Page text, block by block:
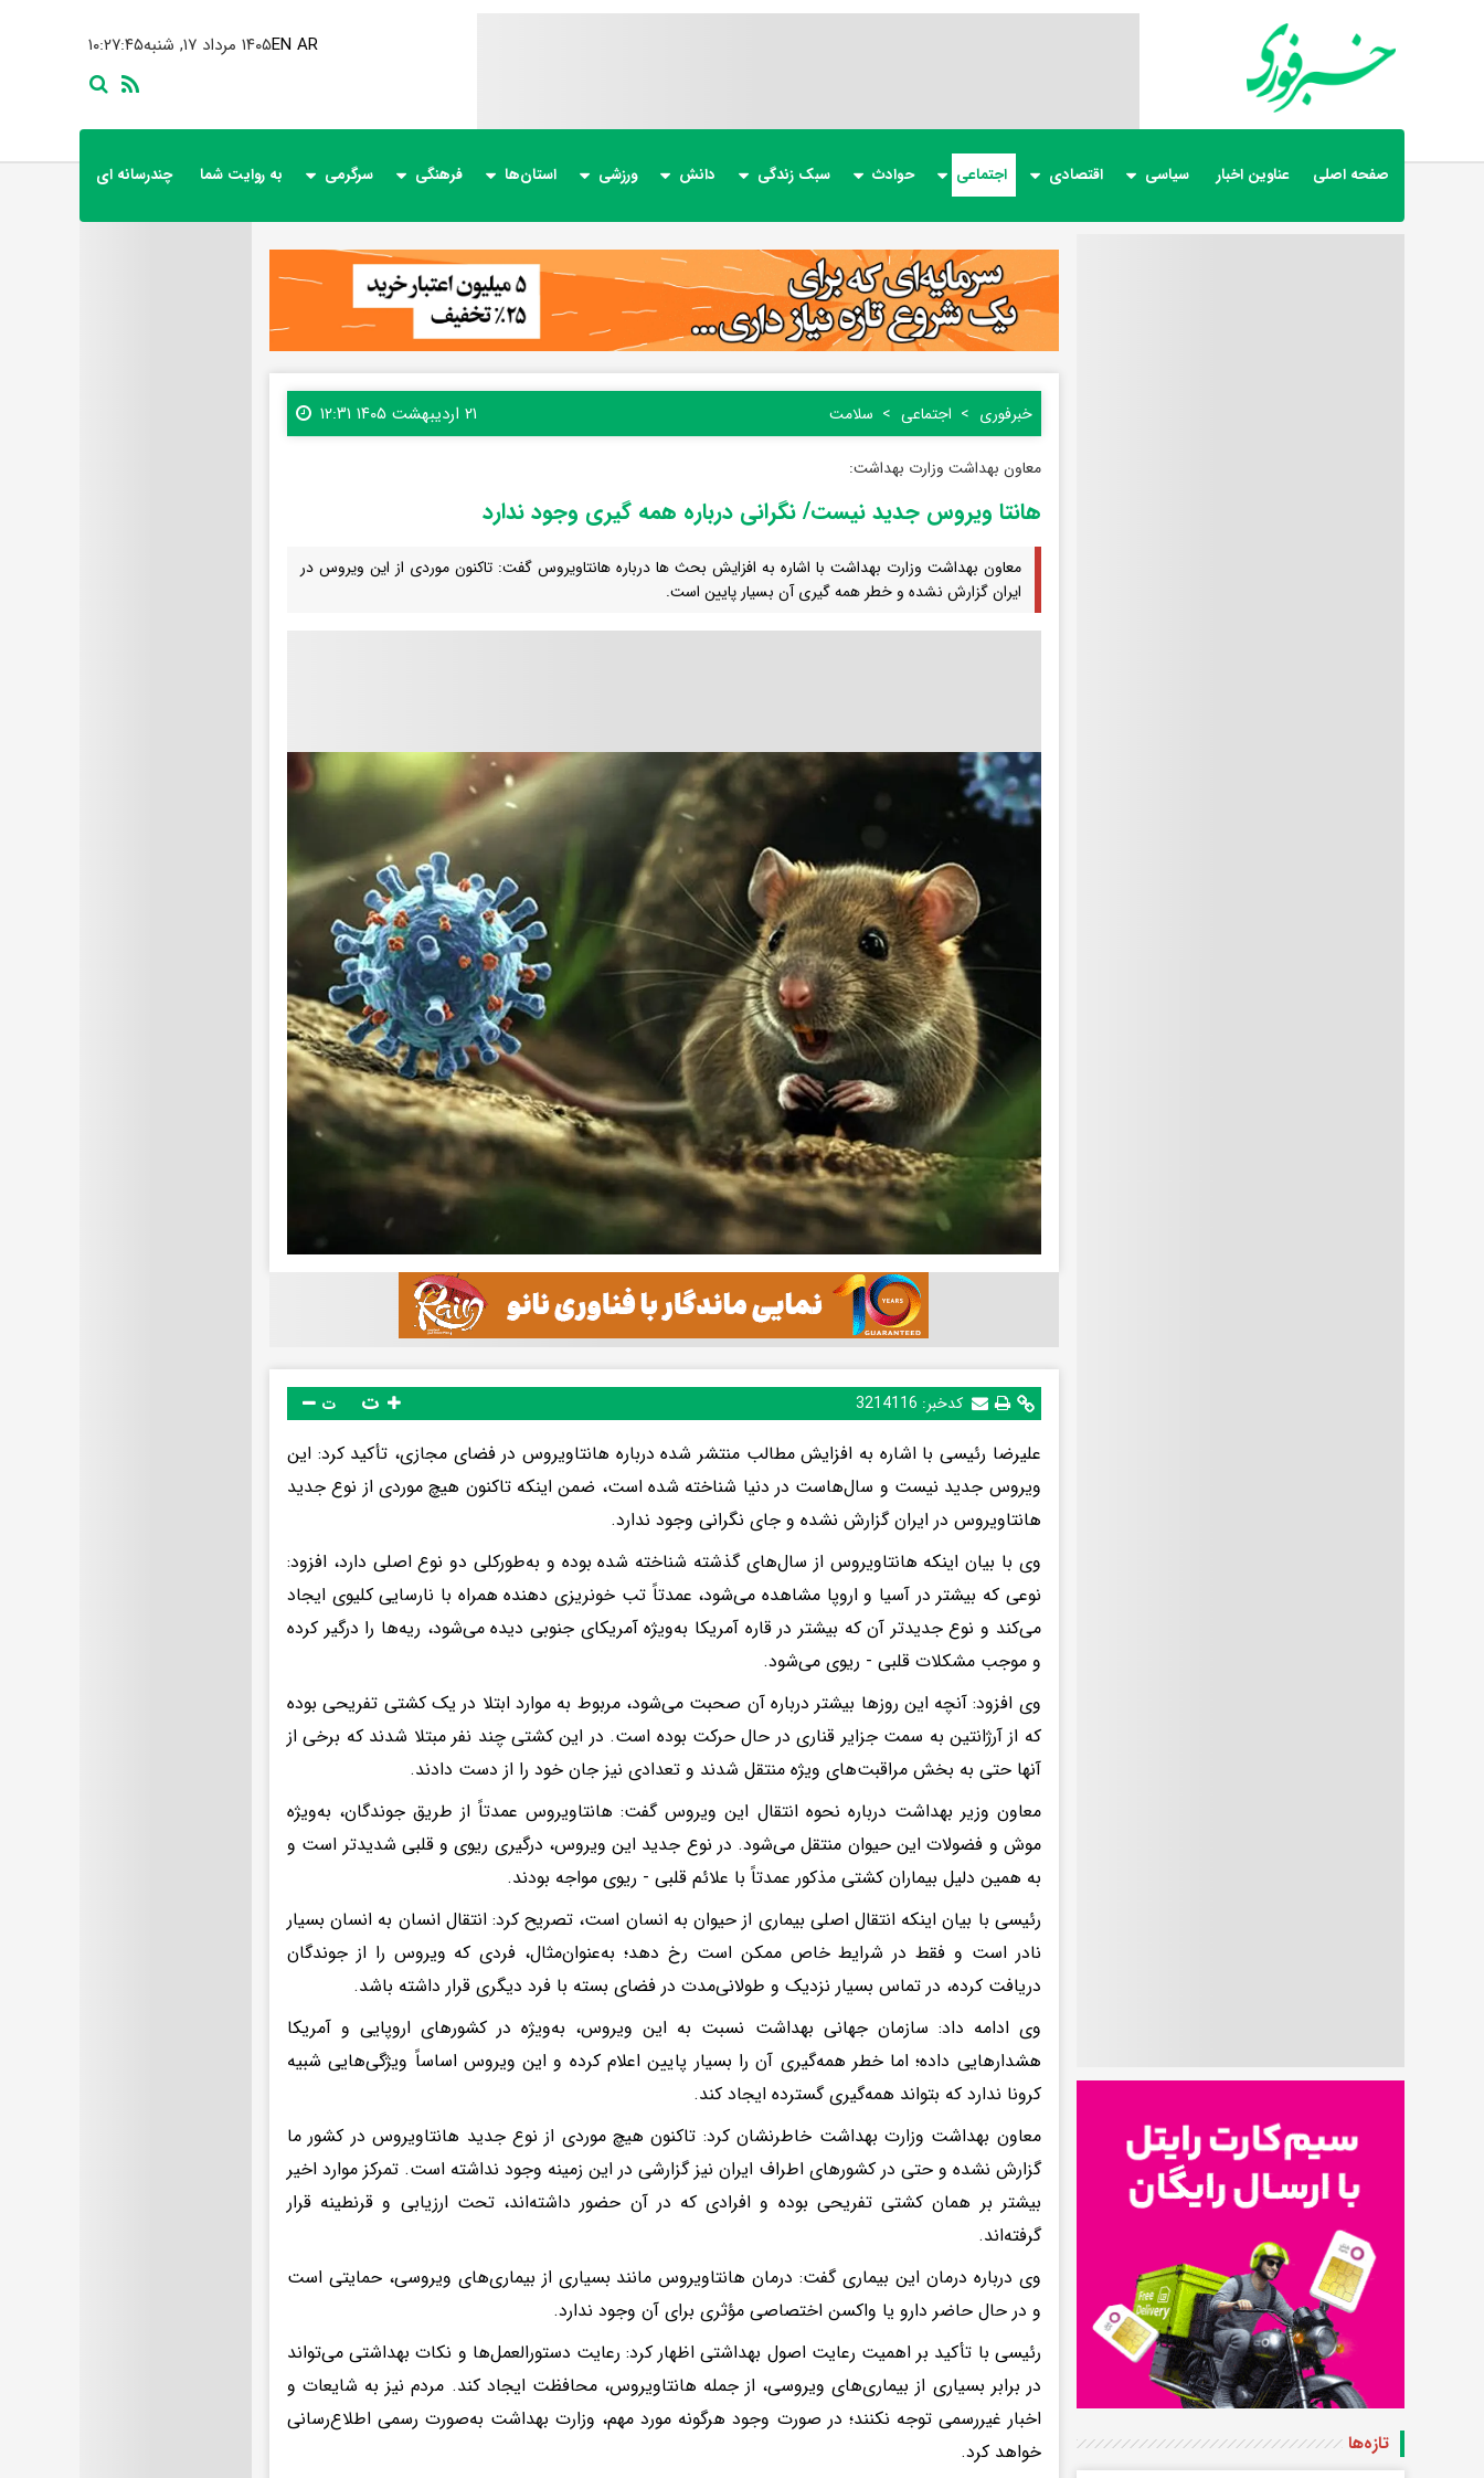
۱۰:۲۷:۴۶ ۱۴۰۵ مرداد ۱۷, شنبهEN AR
صفحه اصلی عناوین اخبار سیاسی اقتصادی اجتماعی حوادث سبک زندگی دانش ورزشی استان‌ها فرهنگی سرگرمی به روایت شما چندرسانه ای
خبرفوری اجتماعی سلامت ۲۱ اردیبهشت ۱۴۰۵ ۱۲:۳۱
معاون بهداشت وزارت بهداشت:
هانتا ویروس جدید نیست/ نگرانی درباره همه گیری وجود ندارد
معاون بهداشت وزارت بهداشت با اشاره به افزایش بحث ها درباره هانتاویروس گفت: تاکنون موردی از این ویروس در
ایران گزارش نشده و خطر همه گیری آن بسیار پایین است.
کدخبر: 3214116 ت
علیرضا رئیسی با اشاره به افزایش مطالب منتشر شده درباره هانتاویروس در فضای مجازی، تأکید کرد: این
ویروس جدید نیست و سال‌هاست در دنیا شناخته شده است، ضمن اینکه تاکنون هیچ موردی از نوع جدید
هانتاویروس در ایران گزارش نشده و جای نگرانی وجود ندارد.
وی با بیان اینکه هانتاویروس از سال‌های گذشته شناخته شده بوده و به‌طورکلی دو نوع اصلی دارد، افزود:
نوعی که بیشتر در آسیا و اروپا مشاهده می‌شود، عمدتاً تب خونریزی دهنده همراه با نارسایی کلیوی ایجاد
می‌کند و نوع جدیدتر آن که بیشتر در قاره آمریکا به‌ویژه آمریکای جنوبی دیده می‌شود، ریه‌ها را درگیر کرده
و موجب مشکلات قلبی - ریوی می‌شود.
وی افزود: آنچه این روزها بیشتر درباره آن صحبت می‌شود، مربوط به موارد ابتلا در یک کشتی تفریحی بوده
که از آرژانتین به سمت جزایر قناری در حال حرکت بوده است. در این کشتی چند نفر مبتلا شدند که برخی از
آنها حتی به بخش مراقبت‌های ویژه منتقل شدند و تعدادی نیز جان خود را از دست دادند.
معاون وزیر بهداشت درباره نحوه انتقال این ویروس گفت: هانتاویروس عمدتاً از طریق جوندگان، به‌ویژه
موش و فضولات این حیوان منتقل می‌شود. در نوع جدید این ویروس، درگیری ریوی و قلبی شدیدتر است و
به همین دلیل بیماران کشتی مذکور عمدتاً با علائم قلبی - ریوی مواجه بودند.
رئیسی با بیان اینکه انتقال اصلی بیماری از حیوان به انسان است، تصریح کرد: انتقال انسان به انسان بسیار
نادر است و فقط در شرایط خاص ممکن است رخ دهد؛ به‌عنوان‌مثال، فردی که ویروس را از جوندگان
دریافت کرده، در تماس بسیار نزدیک و طولانی‌مدت در فضای بسته با فرد دیگری قرار داشته باشد.
وی ادامه داد: سازمان جهانی بهداشت نسبت به این ویروس، به‌ویژه در کشورهای اروپایی و آمریکا
هشدارهایی داده؛ اما خطر همه‌گیری آن را بسیار پایین اعلام کرده و این ویروس اساساً ویژگی‌هایی شبیه
کرونا ندارد که بتواند همه‌گیری گسترده ایجاد کند.
معاون بهداشت وزارت بهداشت خاطرنشان کرد: تاکنون هیچ موردی از نوع جدید هانتاویروس در کشور ما
گزارش نشده و حتی در کشورهای اطراف ایران نیز گزارشی در این زمینه وجود نداشته است. تمرکز موارد اخیر
بیشتر بر همان کشتی تفریحی بوده و افرادی که در آن حضور داشته‌اند، تحت ارزیابی و قرنطینه قرار
گرفته‌اند.
وی درباره درمان این بیماری گفت: درمان هانتاویروس مانند بسیاری از بیماری‌های ویروسی، حمایتی است
و در حال حاضر دارو یا واکسن اختصاصی مؤثری برای آن وجود ندارد.
رئیسی با تأکید بر اهمیت رعایت اصول بهداشتی اظهار کرد: رعایت دستورالعمل‌ها و نکات بهداشتی می‌تواند
در برابر بسیاری از بیماری‌های ویروسی، از جمله هانتاویروس، محافظت ایجاد کند. مردم نیز به شایعات و
اخبار غیررسمی توجه نکنند؛ در صورت وجود هرگونه مورد مهم، وزارت بهداشت به‌صورت رسمی اطلاع‌رسانی
خواهد کرد.
تازه‌ها